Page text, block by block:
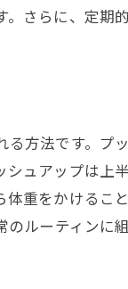
ーチ
のコツ
法
れ方
の影響
法
作り方
秘訣
さらに、定期
方法です。プ
ュアップは上
重をかけるこ
ルーティンに